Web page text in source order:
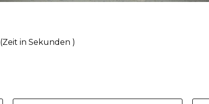
(Zeit in Sekunden )